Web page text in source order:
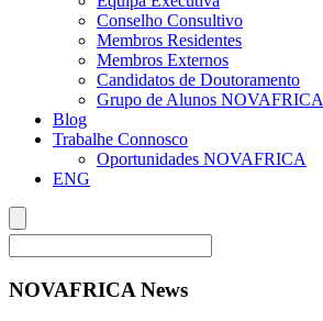
Conselho Consultivo
Membros Residentes
Membros Externos
Candidatos de Doutoramento
Grupo de Alunos NOVAFRICA
Blog
Trabalhe Connosco
Oportunidades NOVAFRICA
ENG
NOVAFRICA News